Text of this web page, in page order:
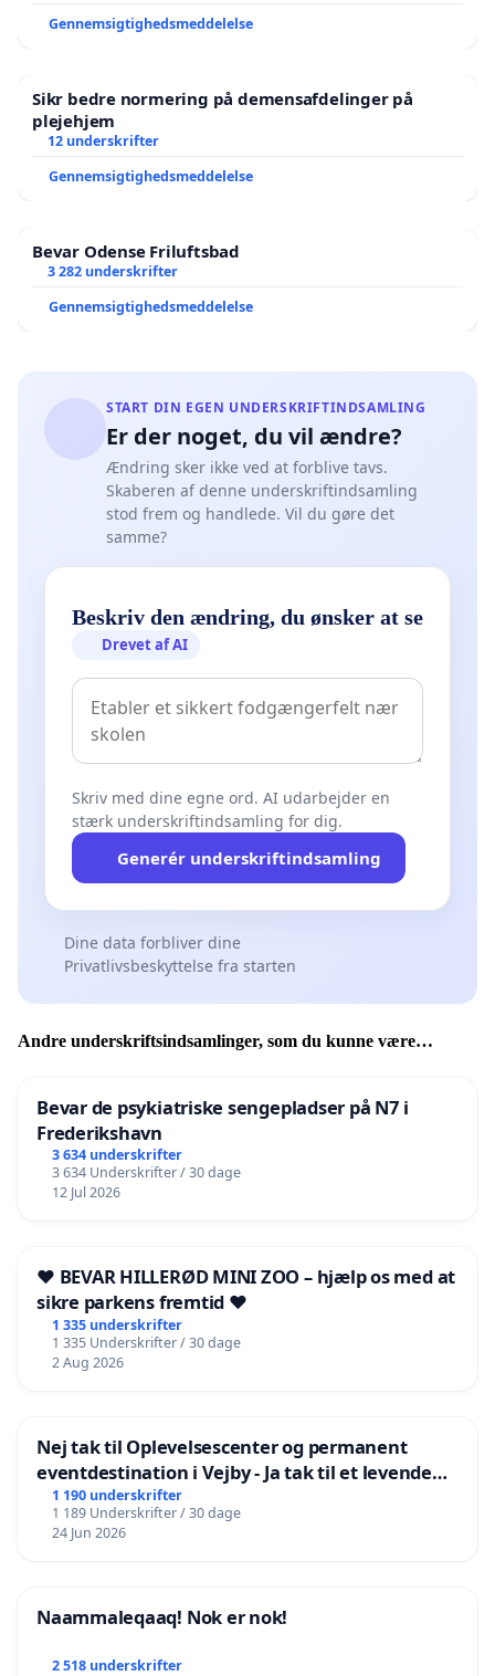
Gennemsigtighedsmeddelelse
Sikr bedre normering på demensafdelinger på
plejehjem
12 underskrifter
Gennemsigtighedsmeddelelse
Bevar Odense Friluftsbad
3 282 underskrifter
Gennemsigtighedsmeddelelse
START DIN EGEN UNDERSKRIFTINDSAMLING
Er der noget, du vil ændre?
Ændring sker ikke ved at forblive tavs.
Skaberen af denne underskriftindsamling
stod frem og handlede. Vil du gøre det
samme?
Beskriv den ændring, du ønsker at se
Drevet af AI
Skriv med dine egne ord. AI udarbejder en
stærk underskriftindsamling for dig.
Generér underskriftindsamling
Dine data forbliver dine
Privatlivsbeskyttelse fra starten
Andre underskriftsindsamlinger, som du kunne være
Bevar de psykiatriske sengepladser på N7 i
Frederikshavn
3 634 underskrifter
3 634 Underskrifter / 30 dage
12 Jul 2026
❤️ BEVAR HILLERØD MINI ZOO – hjælp os med at
sikre parkens fremtid ❤️
1 335 underskrifter
1 335 Underskrifter / 30 dage
2 Aug 2026
Nej tak til Oplevelsescenter og permanent
eventdestination i Vejby - Ja tak til et levende
lokalområde i balance
1 190 underskrifter
1 189 Underskrifter / 30 dage
24 Jun 2026
Naammaleqaaq! Nok er nok!
2 518 underskrifter